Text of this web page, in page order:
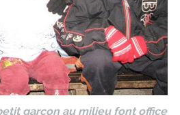
garçon au milieu font office